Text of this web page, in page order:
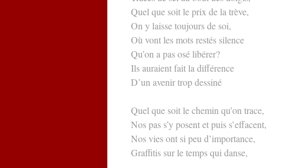
Quel que soit le prix de la trève,
On y laisse toujours de soi,
Où vont les mots restés silence
Qu’on a pas osé libérer?
Ils auraient fait la différence
D’un avenir trop dessiné
Quel que soit le chemin qu’on trace,
Nos pas s’y posent et puis s’effacent,
Nos vies ont si peu d’importance,
Graffitis sur le temps qui danse,